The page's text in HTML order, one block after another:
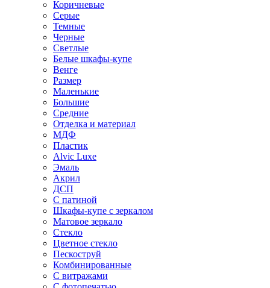
Коричневые
Серые
Темные
Черные
Светлые
Белые шкафы-купе
Венге
Размер
Маленькие
Большие
Средние
Отделка и материал
МДФ
Пластик
Alvic Luxe
Эмаль
Акрил
ДСП
С патиной
Шкафы-купе с зеркалом
Матовое зеркало
Стекло
Цветное стекло
Пескоструй
Комбинированные
С витражами